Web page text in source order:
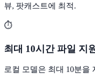
뷰, 팟캐스트에 최적.
⏱️
최대 10시간 파일 지원
로컬 모델은 최대 10분을